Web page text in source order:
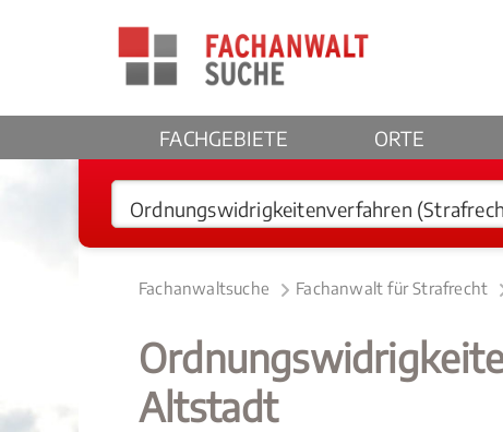
FACHGEBIETE ORTE
Fachanwaltsuche Fachanwalt für Strafrecht
Altstadt